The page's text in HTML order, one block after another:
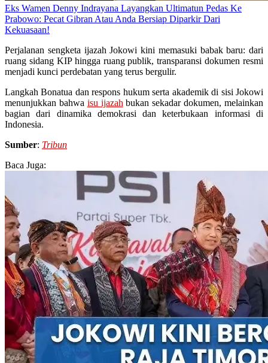
Eks Wamen Denny Indrayana Layangkan Ultimatun Pedas Ke
Prabowo: Pecat Gibran Atau Anda Bersiap Diparkir Dari
Kekuasaan!
Perjalanan sengketa ijazah Jokowi kini memasuki babak baru: dari
ruang sidang KIP hingga ruang publik, transparansi dokumen resmi
menjadi kunci perdebatan yang terus bergulir.
Langkah Bonatua dan respons hukum serta akademik di sisi Jokowi
menunjukkan bahwa isu ijazah bukan sekadar dokumen, melainkan
bagian dari dinamika demokrasi dan keterbukaan informasi di
Indonesia.
Sumber: Tribun
Baca Juga: